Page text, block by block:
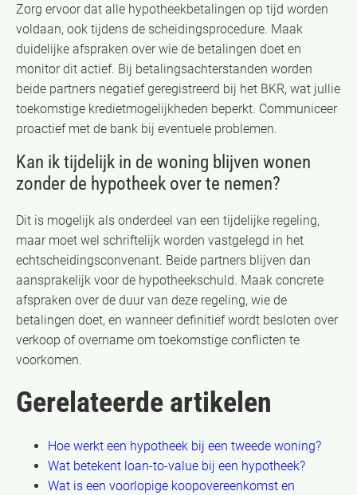
Zorg ervoor dat alle hypotheekbetalingen op tijd worden
voldaan, ook tijdens de scheidingsprocedure. Maak
duidelijke afspraken over wie de betalingen doet en
monitor dit actief. Bij betalingsachterstanden worden
beide partners negatief geregistreerd bij het BKR, wat jullie
toekomstige kredietmogelijkheden beperkt. Communiceer
proactief met de bank bij eventuele problemen.
Kan ik tijdelijk in de woning blijven wonen
zonder de hypotheek over te nemen?
Dit is mogelijk als onderdeel van een tijdelijke regeling,
maar moet wel schriftelijk worden vastgelegd in het
echtscheidingsconvenant. Beide partners blijven dan
aansprakelijk voor de hypotheekschuld. Maak concrete
afspraken over de duur van deze regeling, wie de
betalingen doet, en wanneer definitief wordt besloten over
verkoop of overname om toekomstige conflicten te
voorkomen.
Gerelateerde artikelen
Hoe werkt een hypotheek bij een tweede woning?
Wat betekent loan-to-value bij een hypotheek?
Wat is een voorlopige koopovereenkomst en